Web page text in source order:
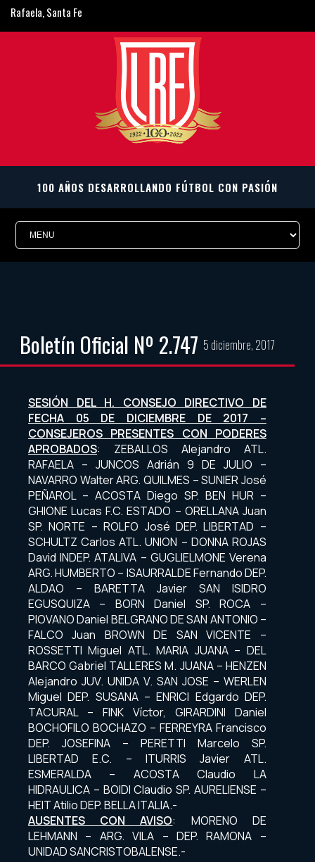
Rafaela, Santa Fe
ligarafaelina@gmail.com
Boletín Oficial Nº 2.747 5 diciembre, 2017
SESIÓN DEL H. CONSEJO DIRECTIVO DE
FECHA 05 DE DICIEMBRE DE 2017 –
CONSEJEROS PRESENTES CON PODERES
APROBADOS: ZEBALLOS Alejandro ATL.
RAFAELA – JUNCOS Adrián 9 DE JULIO –
NAVARRO Walter ARG. QUILMES – SUNIER José
PEÑAROL – ACOSTA Diego SP. BEN HUR –
GHIONE Lucas F.C. ESTADO – ORELLANA Juan
SP. NORTE – ROLFO José DEP. LIBERTAD –
SCHULTZ Carlos ATL. UNION – DONNA ROJAS
David INDEP. ATALIVA – GUGLIELMONE Verena
ARG. HUMBERTO – ISAURRALDE Fernando DEP.
ALDAO – BARETTA Javier SAN ISIDRO
EGUSQUIZA – BORN Daniel SP. ROCA –
PIOVANO Daniel BELGRANO DE SAN ANTONIO –
FALCO Juan BROWN DE SAN VICENTE –
ROSSETTI Miguel ATL. MARIA JUANA – DEL
BARCO Gabriel TALLERES M. JUANA – HENZEN
Alejandro JUV. UNIDA V. SAN JOSE – WERLEN
Miguel DEP. SUSANA – ENRICI Edgardo DEP.
TACURAL – FINK Víctor, GIRARDINI Daniel
BOCHOFILO BOCHAZO – FERREYRA Francisco
DEP. JOSEFINA – PERETTI Marcelo SP.
LIBERTAD E.C. – ITURRIS Javier ATL.
ESMERALDA – ACOSTA Claudio LA
HIDRAULICA – BOIDI Claudio SP. AURELIENSE –
HEIT Atilio DEP. BELLA ITALIA.-
AUSENTES CON AVISO: MORENO DE
LEHMANN – ARG. VILA – DEP. RAMONA –
UNIDAD SANCRISTOBALENSE.-